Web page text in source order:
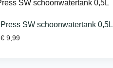
Press SW schoonwatertank 0,5L
€ 9,99